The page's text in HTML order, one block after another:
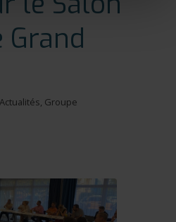
Grand
Actualités, Groupe